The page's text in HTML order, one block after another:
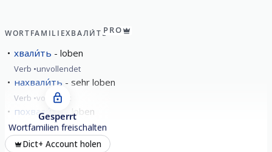
WORTFAMILIEХВАЛИ́ТЬPRO
хвали́ть loben
Verb unvollendet
нахвали́ть sehr loben
Verb vollendet
похвали́ть loben
Verb vollendet
хвали́ться prahlen
Gesperrt
Wortfamilien freischalten
Dict+ Account holen